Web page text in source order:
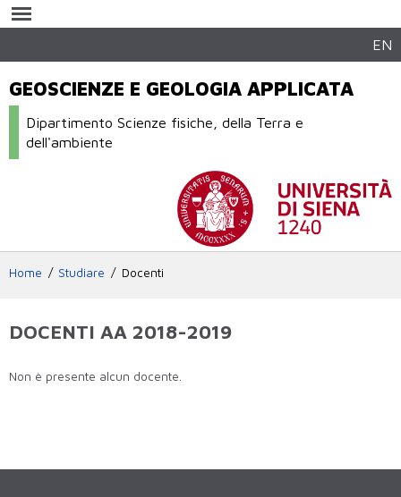
contenuto
EN
GEOSCIENZE E GEOLOGIA APPLICATA
Dipartimento Scienze fisiche, della Terra e
dell'ambiente
Home Studiare Docenti
DOCENTI AA 2018-2019
Non è presente alcun docente.